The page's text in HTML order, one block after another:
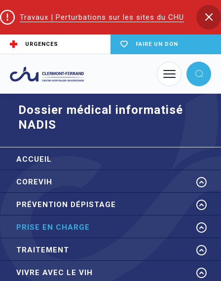
Travaux | Perturbations sur les sites du CHU
URGENCES FAIRE UN DON
Accueil
Dossier médical informatisé NADIS
Dossier médical informatisé
NADIS
ACCUEIL
COREVIH
PRÉVENTION DÉPISTAGE
PRISE EN CHARGE
TRAITEMENT
VIVRE AVEC LE VIH